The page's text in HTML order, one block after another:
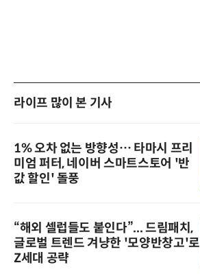
라이프 많이 본 기사
1% 오차 없는 방향성… 타마시 프리
미엄 퍼터, 네이버 스마트스토어 '반
값 할인' 돌풍
“해외 셀럽들도 붙인다”... 드림패치,
글로벌 트렌드 겨냥한 '모양반창고'로
Z세대 공략